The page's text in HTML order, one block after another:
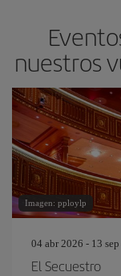
nuestros
Imagen: pploylp
04 abr 2026 - 13
El Secuestro